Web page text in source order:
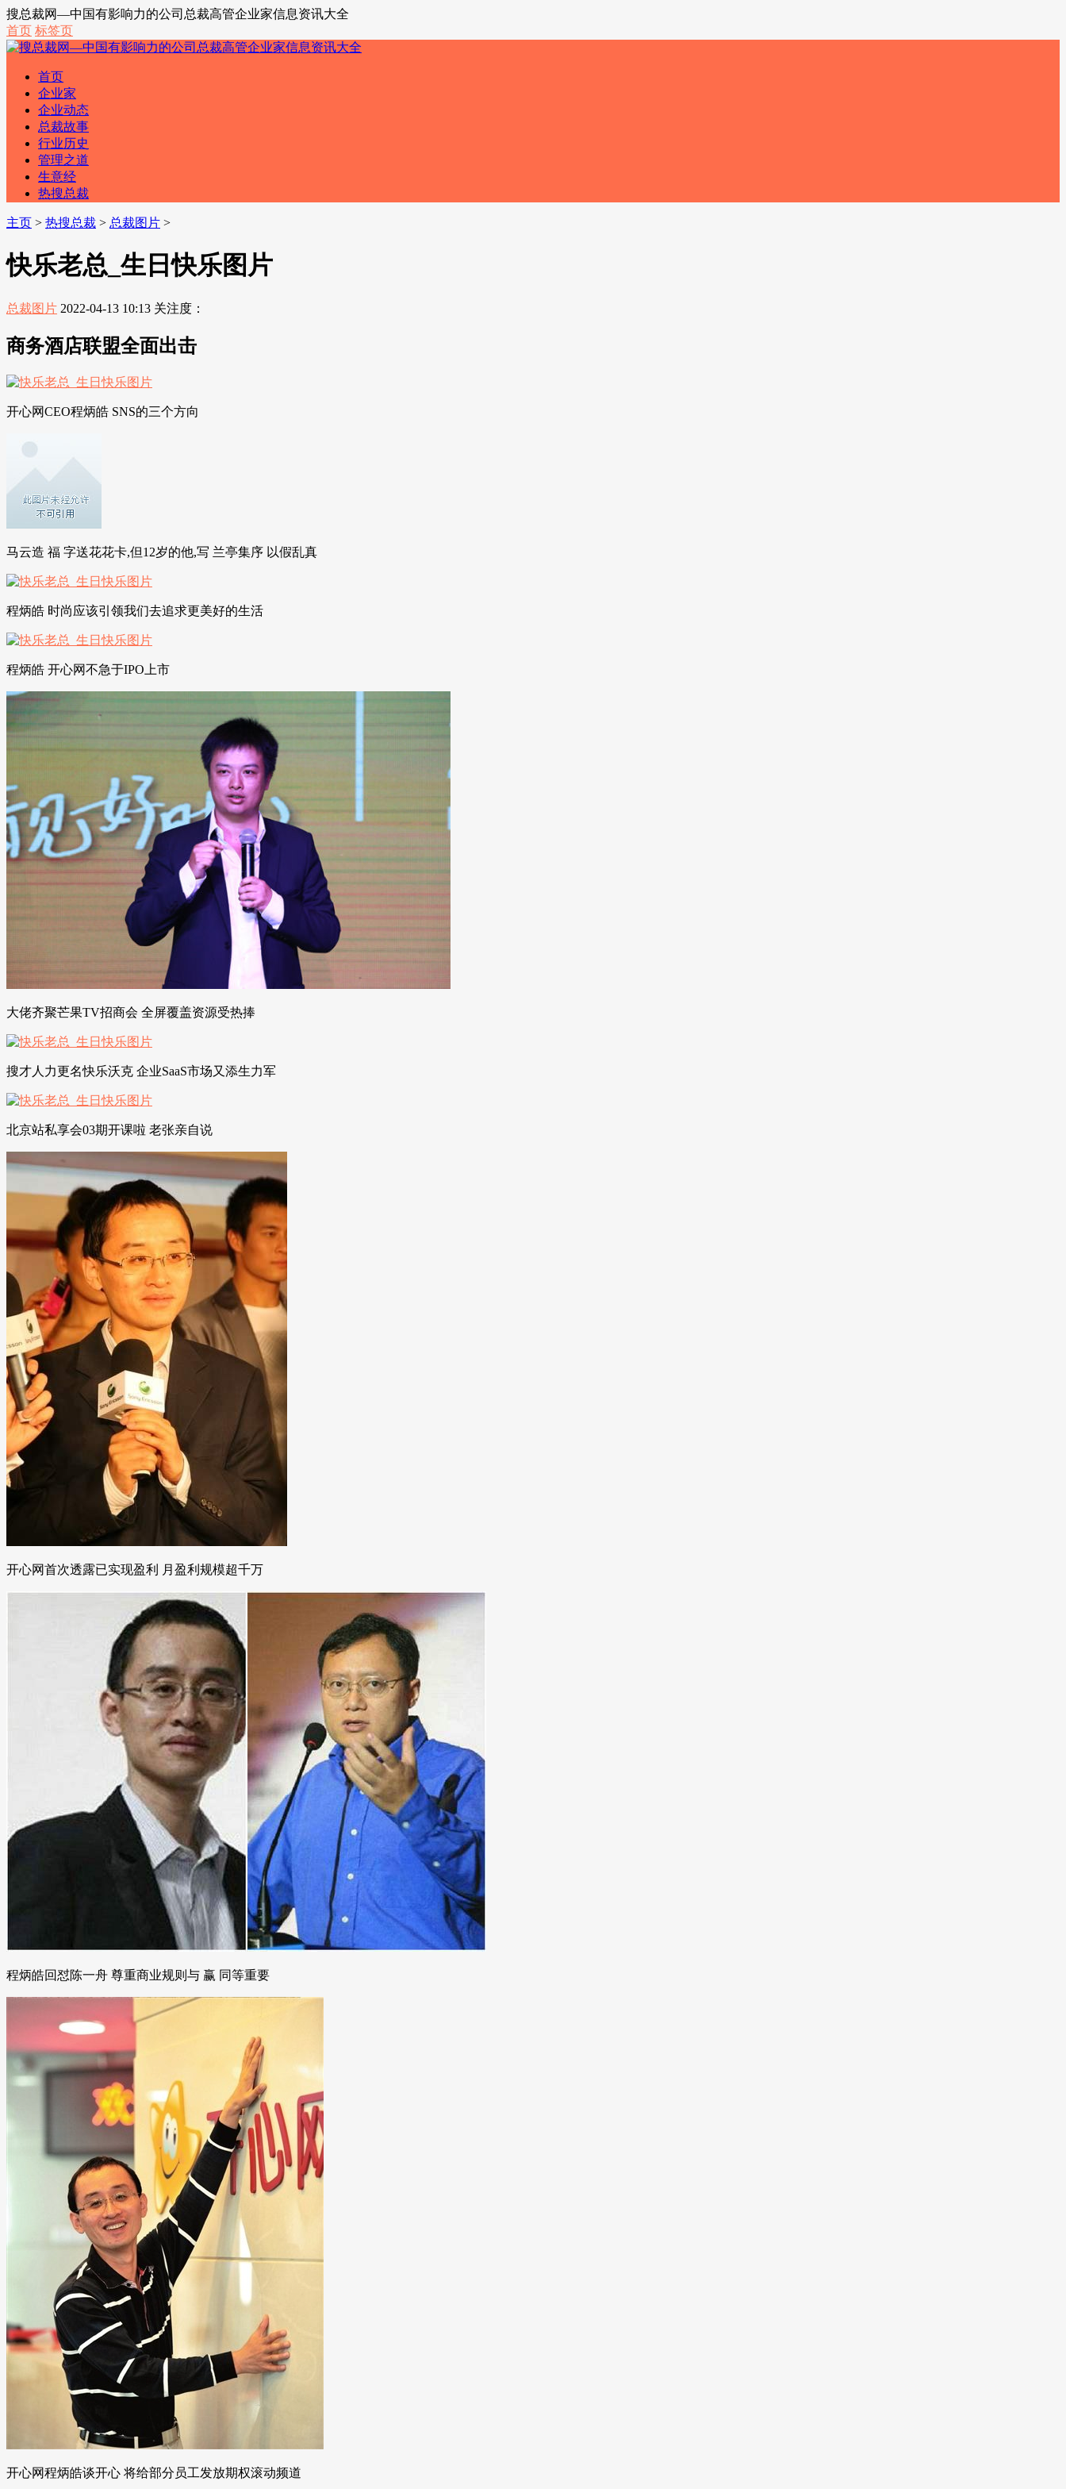
搜总裁网—中国有影响力的公司总裁高管企业家信息资讯大全
首页 标签页
首页
企业家
企业动态
总裁故事
行业历史
管理之道
生意经
热搜总裁
主页 > 热搜总裁 > 总裁图片 >
快乐老总_生日快乐图片
总裁图片 2022-04-13 10:13 关注度：
商务酒店联盟全面出击
开心网CEO程炳皓 SNS的三个方向
马云造 福 字送花花卡,但12岁的他,写 兰亭集序 以假乱真
程炳皓 时尚应该引领我们去追求更美好的生活
程炳皓 开心网不急于IPO上市
大佬齐聚芒果TV招商会 全屏覆盖资源受热捧
搜才人力更名快乐沃克 企业SaaS市场又添生力军
北京站私享会03期开课啦 老张亲自说
开心网首次透露已实现盈利 月盈利规模超千万
程炳皓回怼陈一舟 尊重商业规则与 赢 同等重要
开心网程炳皓谈开心 将给部分员工发放期权滚动频道